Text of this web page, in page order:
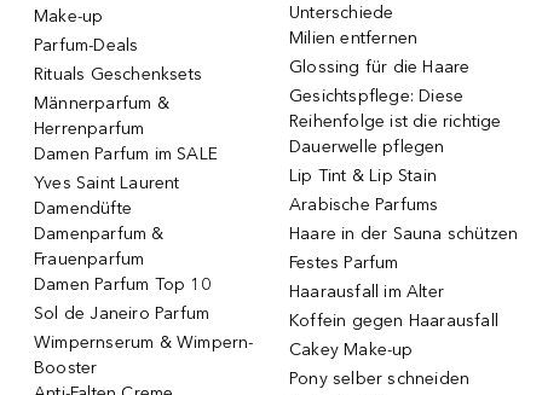
Make-up
Parfum-Deals
Rituals Geschenksets
Männerparfum &
Herrenparfum
Damen Parfum im SALE
Yves Saint Laurent
Damendüfte
Damenparfum &
Frauenparfum
Damen Parfum Top 10
Sol de Janeiro Parfum
Wimpernserum & Wimpern-
Booster
Unterschiede
Milien entfernen
Glossing für die Haare
Gesichtspflege: Diese
Reihenfolge ist die richtige
Dauerwelle pflegen
Lip Tint & Lip Stain
Arabische Parfums
Haare in der Sauna schützen
Festes Parfum
Haarausfall im Alter
Koffein gegen Haarausfall
Cakey Make-up
Pony selber schneiden